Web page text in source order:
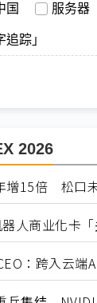
国 服务器
踪」
2026
增15倍 松口
人商业化卡「
：跨入云端